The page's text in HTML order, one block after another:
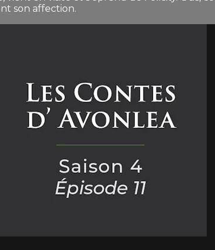
son affection.